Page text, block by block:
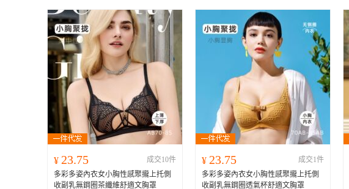
¥ 23.75
成交10件
多彩多姿內衣女小胸性感聚攏上托側
收副乳無鋼圈茶纖維舒適文胸罩
¥ 23.75
成交1件
多彩多姿內衣女小胸性感聚攏上托側
收副乳無鋼圈透氣杯舒適文胸罩